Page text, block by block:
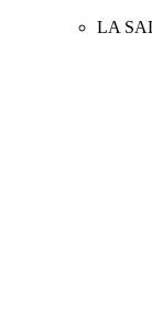
LA